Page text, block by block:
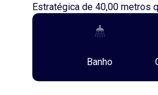
Estratégica de 40,00 metros
Excelente Localização!
para o seu negócio! Sala
grande visibilidade e fácil
quem busca praticidade e
Banho